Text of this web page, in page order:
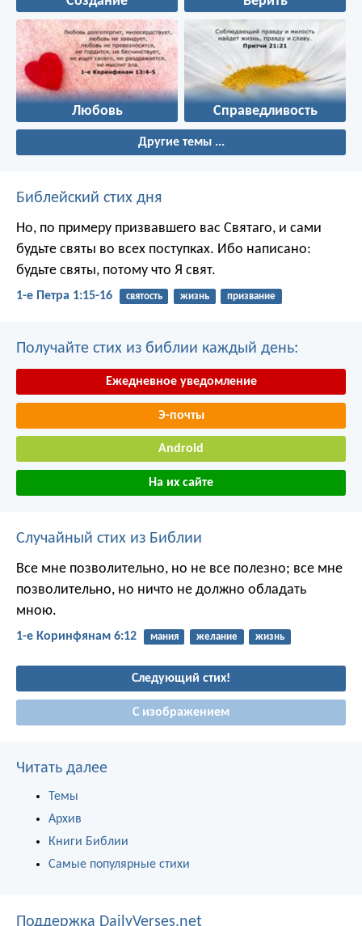
Любовь Справедливость
Другие темы ...
Библейский стих дня
Но, по примеру призвавшего вас Святаго, и сами
будьте святы во всех поступках. Ибо написано:
будьте святы, потому что Я свят.
1-е Петра 1:15-16 святость жизнь призвание
Получайте стих из библии каждый день:
Ежедневное уведомление
Э-почты
Android
На их сайте
Случайный стих из Библии
Все мне позволительно, но не все полезно; все мне
позволительно, но ничто не должно обладать
мною.
1-е Коринфянам 6:12 мания желание жизнь
Следующий стих!
С изображением
Читать далее
Темы
Архив
Книги Библии
Самые популярные стихи
Поддержка DailyVerses.net